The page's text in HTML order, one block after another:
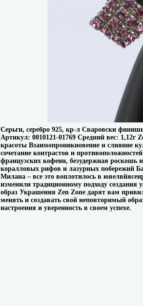
Серьги, серебро 925, кр-л Сваровски
Артикул: 0010121-01769 Средний вес: 1,12г
красоты Взаимопроникновение и слияние
сочетание контрастов и
французских кофеин, безудержная роскошь
коралловых рифов и лазурных побережий
Милана – все это воплотилось в
изменили традиционному подходу
образ Украшения Zen Zone дарят вам
менять и создавать свой неповторимый
настроения и уверенность в своем успехе.